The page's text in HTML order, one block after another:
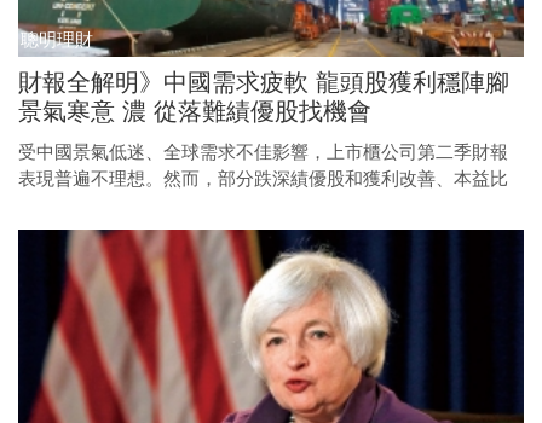
聰明理財
財報全解明》中國需求疲軟 龍頭股獲利穩陣腳
景氣寒意 濃 從落難績優股找機會
受中國景氣低迷、全球需求不佳影響，上市櫃公司第二季財報
表現普遍不理想。然而，部分跌深績優股和獲利改善、本益比